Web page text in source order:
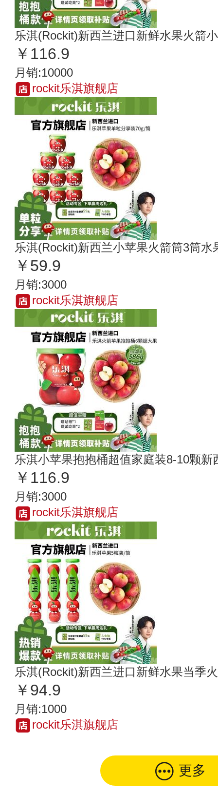
乐淇(Rockit)新西兰进口新鲜水果火箭
￥116.9
月销:10000
rockit乐淇旗舰店
乐淇(Rockit)新西兰小苹果火箭筒3筒水
￥59.9
月销:3000
rockit乐淇旗舰店
乐淇小苹果抱抱桶超值家庭装8-10颗
￥116.9
月销:3000
rockit乐淇旗舰店
乐淇(Rockit)新西兰进口新鲜水果当季
￥94.9
月销:1000
rockit乐淇旗舰店
更多